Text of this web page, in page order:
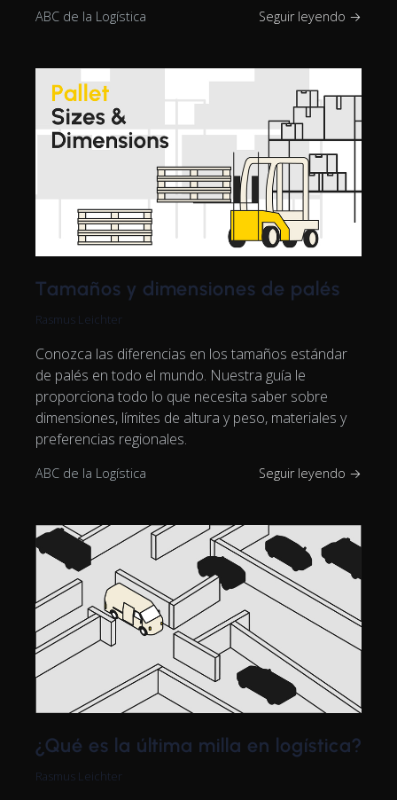
ABC de la Logística Seguir leyendo →
Tamaños y dimensiones de palés
Rasmus Leichter
Conozca las diferencias en los tamaños estándar
de palés en todo el mundo. Nuestra guía le
proporciona todo lo que necesita saber sobre
dimensiones, límites de altura y peso, materiales y
preferencias regionales.
ABC de la Logística Seguir leyendo →
¿Qué es la última milla en logística?
Rasmus Leichter